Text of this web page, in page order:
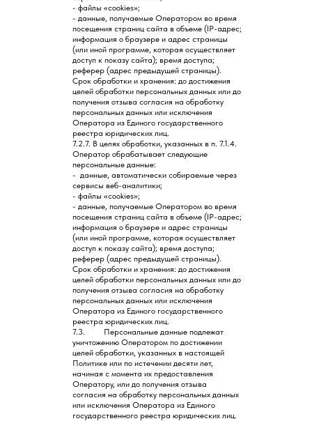
- файлы «cookies»;
- данные, получаемые Оператором во время
посещения страниц сайта в объеме (IP-адрес;
информация о браузере и адрес страницы
(или иной программе, которая осуществляет
доступ к показу сайта); время доступа;
реферер (адрес предыдущей страницы).
Срок обработки и хранения: до достижения
целей обработки персональных данных или до
получения отзыва согласия на обработку
персональных данных или исключения
Оператора из Единого государственного
реестра юридических лиц.
7.2.7. В целях обработки, указанных в п. 7.1.4.
Оператор обрабатывает следующие
персональные данные:
- данные, автоматически собираемые через
сервисы веб-аналитики;
- файлы «cookies»;
- данные, получаемые Оператором во время
посещения страниц сайта в объеме (IP-адрес;
информация о браузере и адрес страницы
(или иной программе, которая осуществляет
доступ к показу сайта); время доступа;
реферер (адрес предыдущей страницы).
Срок обработки и хранения: до достижения
целей обработки персональных данных или до
получения отзыва согласия на обработку
персональных данных или исключения
Оператора из Единого государственного
реестра юридических лиц.
7.3. Персональные данные подлежат
уничтожению Оператором по достижении
целей обработки, указанных в настоящей
Политике или по истечении десяти лет,
начиная с момента их предоставления
Оператору, или до получения отзыва
согласия на обработку персональных данных
или исключения Оператора из Единого
государственного реестра юридических лиц.